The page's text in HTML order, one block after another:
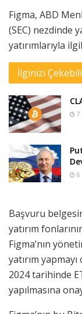
Figma, ABD
(SEC) nezdinde
yatırımlarıyla
İlginizi
7
6
Başvuru
yatırım
Figma’nın
yatırım
2024 tarihinde
yapılmasına